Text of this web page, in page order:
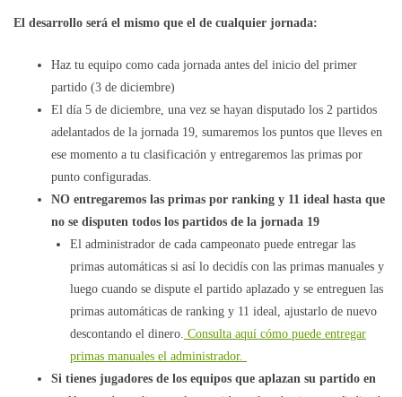
El desarrollo será el mismo que el de cualquier jornada:
Haz tu equipo como cada jornada antes del inicio del primer
partido (3 de diciembre)
El día 5 de diciembre, una vez se hayan disputado los 2 partidos
adelantados de la jornada 19, sumaremos los puntos que lleves en
ese momento a tu clasificación y entregaremos las primas por
punto configuradas.
NO entregaremos las primas por ranking y 11 ideal hasta que
no se disputen todos los partidos de la jornada 19
El administrador de cada campeonato puede entregar las
primas automáticas si así lo decidís con las primas manuales y
luego cuando se dispute el partido aplazado y se entreguen las
primas automáticas de ranking y 11 ideal, ajustarlo de nuevo
descontando el dinero. Consulta aquí cómo puede entregar
primas manuales el administrador.
Si tienes jugadores de los equipos que aplazan su partido en